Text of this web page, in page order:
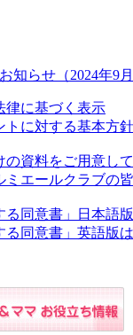
知らせ（2024年9月
律に基づく表示
トに対する基本方針
の資料をご用意し
ミエールクラブの
る同意書」日本語
る同意書」英語版